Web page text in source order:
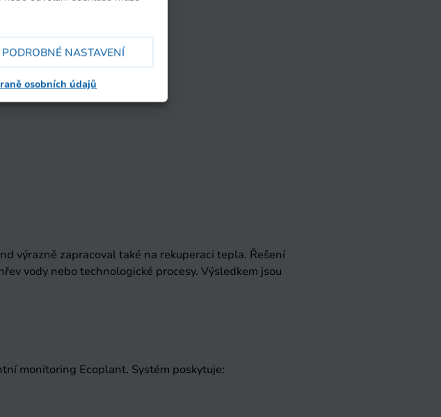
PODROBNÉ NASTAVENÍ
osobních údajů
výrazně zapracoval také na rekuperaci tepla. Řešení
vody nebo technologické procesy. Výsledkem jsou
monitoring Ecoplant. Systém poskytuje: